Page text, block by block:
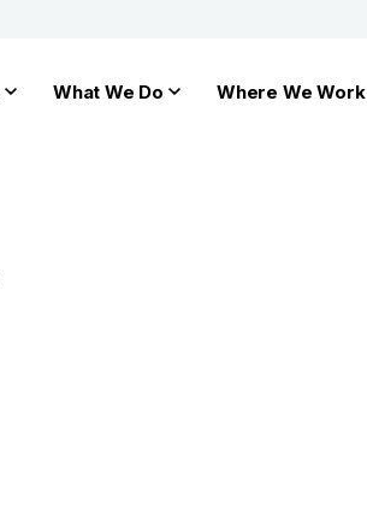
What We Do Where We Work